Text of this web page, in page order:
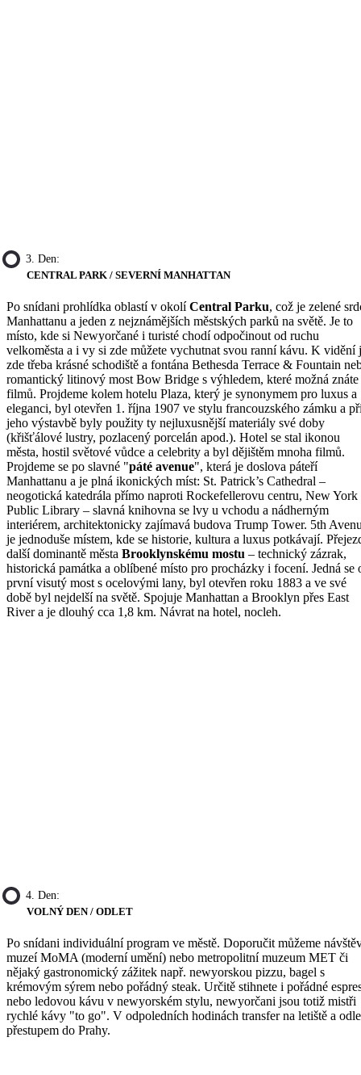
3. Den:
CENTRAL PARK / SEVERNÍ MANHATTAN
Po snídani prohlídka oblastí v okolíCentral Parku, což je zelené
Manhattanu a jeden z nejznámějších městských parků na světě. Je to
místo, kde si Newyorčané i turisté chodí odpočinout od ruchu
velkoměsta a i vy si zde můžete vychutnat svou ranní kávu. K vidění
zde třeba krásné schodiště a fontána Bethesda Terrace & Fountain
romantický litinový most Bow Bridge s výhledem, které možná znáte
filmů. Projdeme kolem hotelu Plaza, který je synonymem pro luxus a
eleganci, byl otevřen 1. října 1907 ve stylu francouzského zámku a
jeho výstavbě byly použity ty nejluxusnější materiály své doby
(křišťálové lustry, pozlacený porcelán apod.). Hotel se stal ikonou
města, hostil světové vůdce a celebrity a byl dějištěm mnoha filmů.
Projdeme se po slavné "páté avenue", která je doslova páteří
Manhattanu a je plná ikonických míst: St. Patrick’s Cathedral –
neogotická katedrála přímo naproti Rockefellerovu centru, New York
Public Library – slavná knihovna se lvy u vchodu a nádherným
interiérem, architektonicky zajímavá budova Trump Tower. 5th
je jednoduše místem, kde se historie, kultura a luxus potkávají.
další dominantě města Brooklynskému mostu – technický zázrak,
historická památka a oblíbené místo pro procházky i focení. Jedná se
první visutý most s ocelovými lany, byl otevřen roku 1883 a ve své
době byl nejdelší na světě. Spojuje Manhattan a Brooklyn přes East
River a je dlouhý cca 1,8 km. Návrat na hotel, nocleh.
4. Den:
VOLNÝ DEN / ODLET
Po snídani individuální program ve městě. Doporučit můžeme
muzeí MoMA (moderní umění) nebo metropolitní muzeum MET či
nějaký gastronomický zážitek např. newyorskou pizzu, bagel s
krémovým sýrem nebo pořádný steak. Určitě stihnete i pořádné
nebo ledovou kávu v newyorském stylu, newyorčani jsou totiž mistři
rychlé kávy "to go". V odpoledních hodinách transfer na letiště a
přestupem do Prahy.